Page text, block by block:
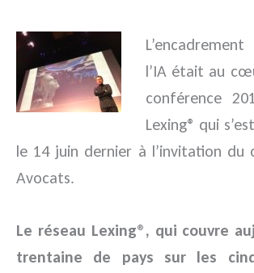
l’IA était au
conférence
Lexing® qui
le 14 juin dernier à l’invitation du
Avocats.
Le réseau Lexing®, qui couvre
trentaine de pays sur les